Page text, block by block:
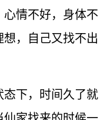
情不好，身体不
，自己又找不出
态下，时间久了就